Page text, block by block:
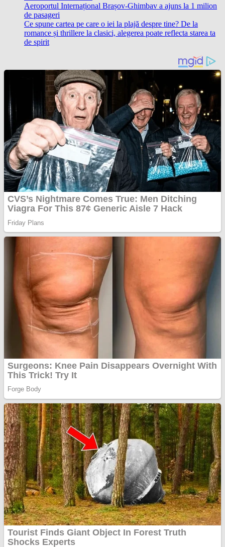
Aeroportul Internațional Brașov-Ghimbav a ajuns la 1 milion
de pasageri
Ce spune cartea pe care o iei la plajă despre tine? De la
romance și thrillere la clasici, alegerea poate reflecta starea ta
de spirit